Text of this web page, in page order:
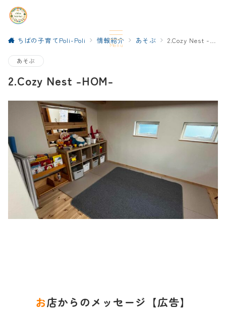
Menu
ちばの子育てPoli-Poli 情報紹介 あそぶ 2.Cozy Nest -HOM-
あそぶ
2.Cozy Nest -HOM-
お店からのメッセージ 【広告】